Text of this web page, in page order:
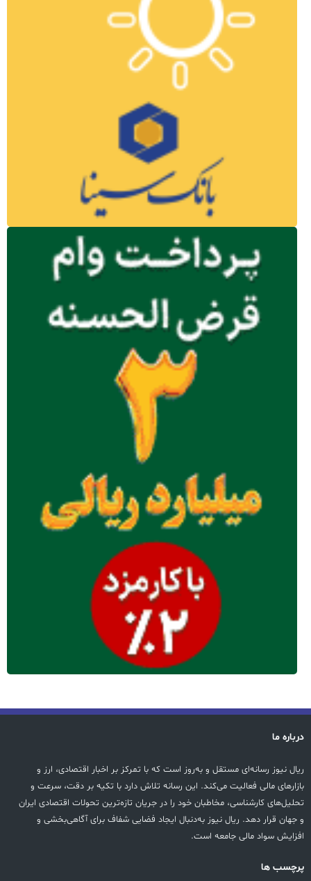
درباره ما
ریال نیوز رسانه‌ای مستقل و به‌روز است که با تمرکز بر اخبار اقتصادی، ارز و
بازارهای مالی فعالیت می‌کند. این رسانه تلاش دارد با تکیه بر دقت، سرعت و
تحلیل‌های کارشناسی، مخاطبان خود را در جریان تازه‌ترین تحولات اقتصادی ایران
و جهان قرار دهد. ریال نیوز به‌دنبال ایجاد فضایی شفاف برای آگاهی‌بخشی و
افزایش سواد مالی جامعه است.
پرچسب ها